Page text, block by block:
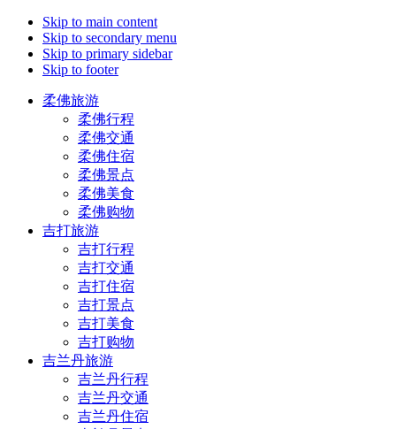
Skip to main content
Skip to secondary menu
Skip to primary sidebar
Skip to footer
柔佛旅游
柔佛行程
柔佛交通
柔佛住宿
柔佛景点
柔佛美食
柔佛购物
吉打旅游
吉打行程
吉打交通
吉打住宿
吉打景点
吉打美食
吉打购物
吉兰丹旅游
吉兰丹行程
吉兰丹交通
吉兰丹住宿